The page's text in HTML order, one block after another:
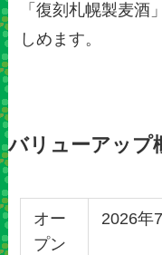
「復刻札幌製麦酒
しめます。
バリューアップ
オー
プン
2026年